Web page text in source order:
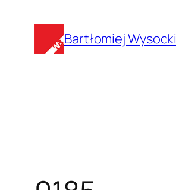
treści
Bartłomiej Wysocki